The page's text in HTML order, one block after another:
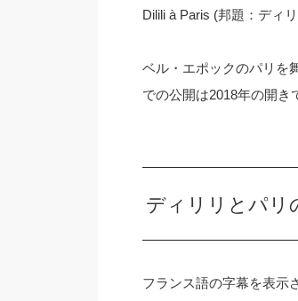
Dilili à Paris (邦題：ディ
ベル・エポックのパリを
での公開は2018年の開き
ディリリとパリ
フランス語の字幕を表示